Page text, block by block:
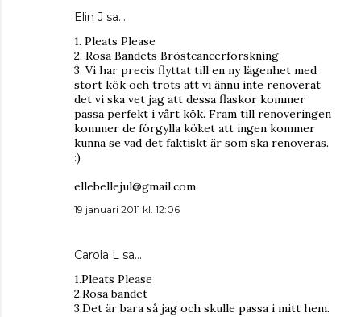
Elin J sa…
1. Pleats Please
2. Rosa Bandets Bröstcancerforskning
3. Vi har precis flyttat till en ny lägenhet med
stort kök och trots att vi ännu inte renoverat
det vi ska vet jag att dessa flaskor kommer
passa perfekt i vårt kök. Fram till renoveringen
kommer de förgylla köket att ingen kommer
kunna se vad det faktiskt är som ska renoveras.
:)
ellebellejul@gmail.com
19 januari 2011 kl. 12:06
Carola L sa…
1.Pleats Please
2.Rosa bandet
3.Det är bara så jag och skulle passa i mitt hem.